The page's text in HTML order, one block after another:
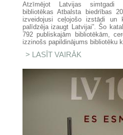
Atzīmējot Latvijas simtgadi
bibliotēkas Atbalsta biedrības
izveidojusi ceļojošo izstādi un
palīdzēja izaugt Latvijai”. Šo
792 publiskajām bibliotēkām,
izzinošs papildinājums bibliotēku
LASĪT VAIRĀK
IZSTĀDES
IZAUGT